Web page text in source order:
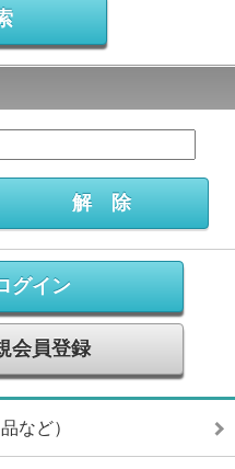
グイン
会員登録
など）